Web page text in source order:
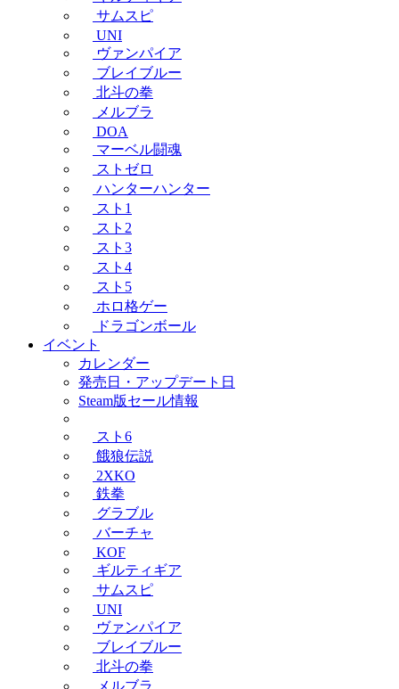
サムスピ
UNI
ヴァンパイア
ブレイブルー
北斗の拳
メルブラ
DOA
マーベル闘魂
ストゼロ
ハンターハンター
スト1
スト2
スト3
スト4
スト5
ホロ格ゲー
ドラゴンボール
イベント
カレンダー
発売日・アップデート日
Steam版セール情報
スト6
餓狼伝説
2XKO
鉄拳
グラブル
バーチャ
KOF
ギルティギア
サムスピ
UNI
ヴァンパイア
ブレイブルー
北斗の拳
メルブラ